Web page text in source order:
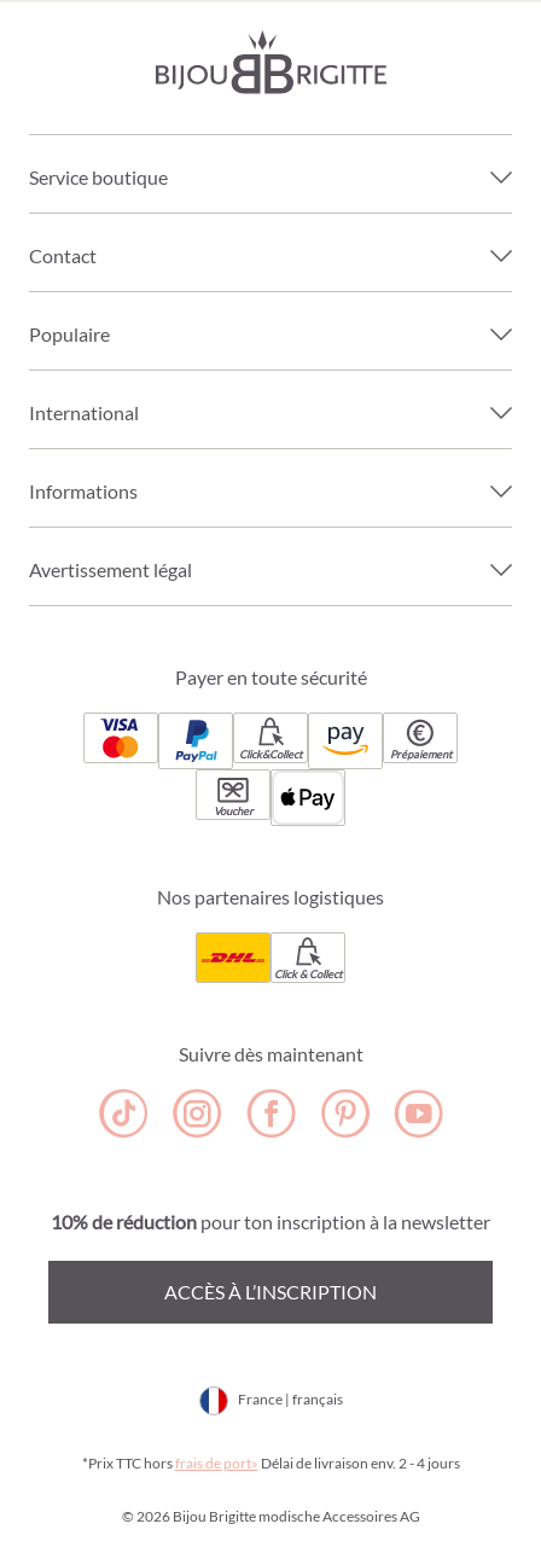
Service boutique
Contact
Populaire
International
Informations
Avertissement légal
Payer en toute sécurité
Click&Collect Prépaiement
Voucher
Nos partenaires logistiques
Click & Collect
Suivre dès maintenant
10% de réduction pour ton inscription à la newsletter
ACCÈS À L’INSCRIPTION
France | français
*Prix TTC horsfrais de port» Délai de livraison env. 2 - 4 jours
© 2026 Bijou Brigitte modische Accessoires AG